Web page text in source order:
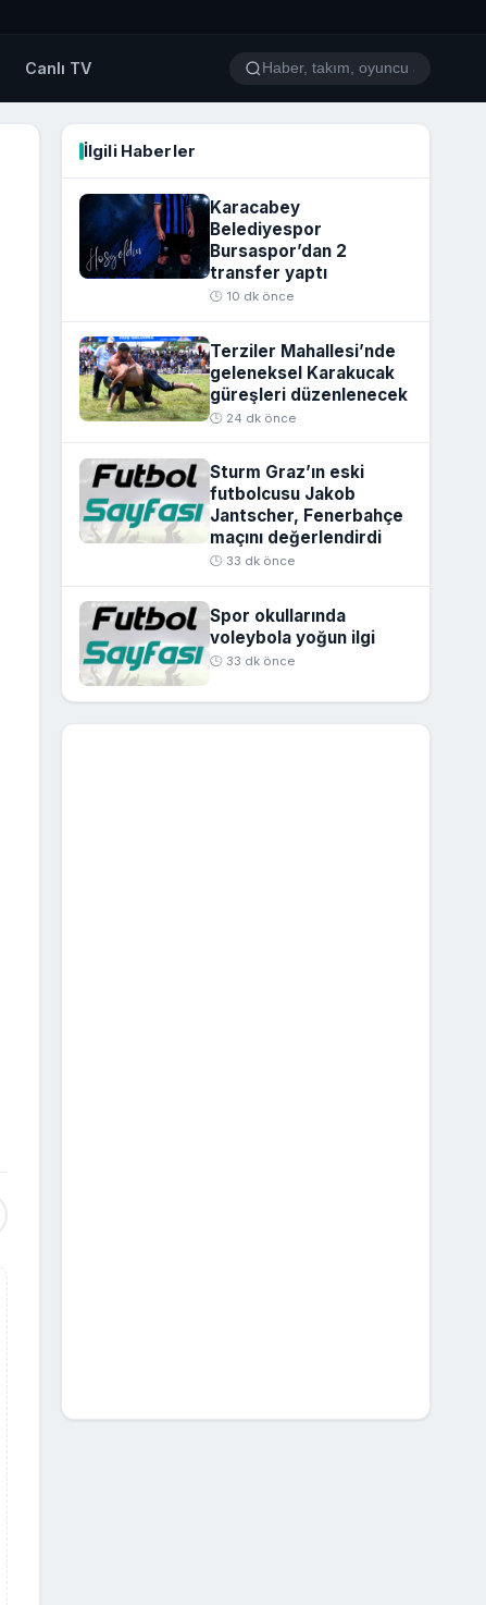
Canlı TV
İlgili Haberler
Karacabey
Belediyespor
Bursaspor’dan 2
transfer yaptı
🕒 10 dk önce
Terziler Mahallesi’nde
geleneksel Karakucak
güreşleri düzenlenecek
🕒 24 dk önce
Sturm Graz’ın eski
futbolcusu Jakob
Jantscher, Fenerbahçe
maçını değerlendirdi
🕒 33 dk önce
Spor okullarında
voleybola yoğun ilgi
🕒 33 dk önce